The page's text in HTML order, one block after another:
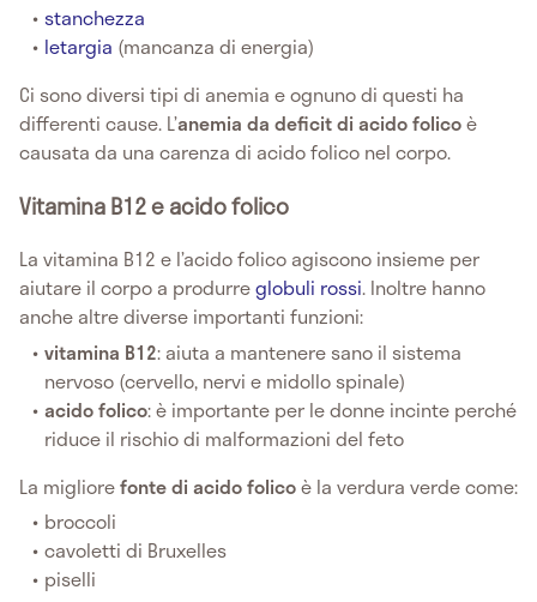
stanchezza
letargia (mancanza di energia)
Ci sono diversi tipi di anemia e ognuno di questi ha
differenti cause. L’anemia da deficit di acido folicoè
causata da una carenza di acido folico nel corpo.
Vitamina B12 e acido folico
La vitamina B12 e l’acido folico agiscono insieme per
aiutare il corpo a produrreglobuli rossi. Inoltre hanno
anche altre diverse importanti funzioni:
vitamina B12: aiuta a mantenere sano il sistema
nervoso (cervello, nervi e midollo spinale)
acido folico: è importante per le donne incinte perché
riduce il rischio di malformazioni del feto
La migliorefonte di acido folicoè la verdura verde come:
broccoli
cavoletti di Bruxelles
piselli